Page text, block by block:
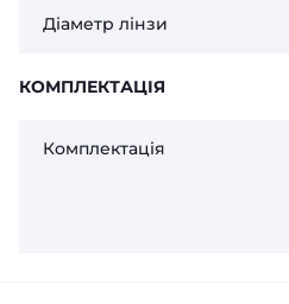
Діаметр лінзи
КОМПЛЕКТАЦІЯ
Комплектація